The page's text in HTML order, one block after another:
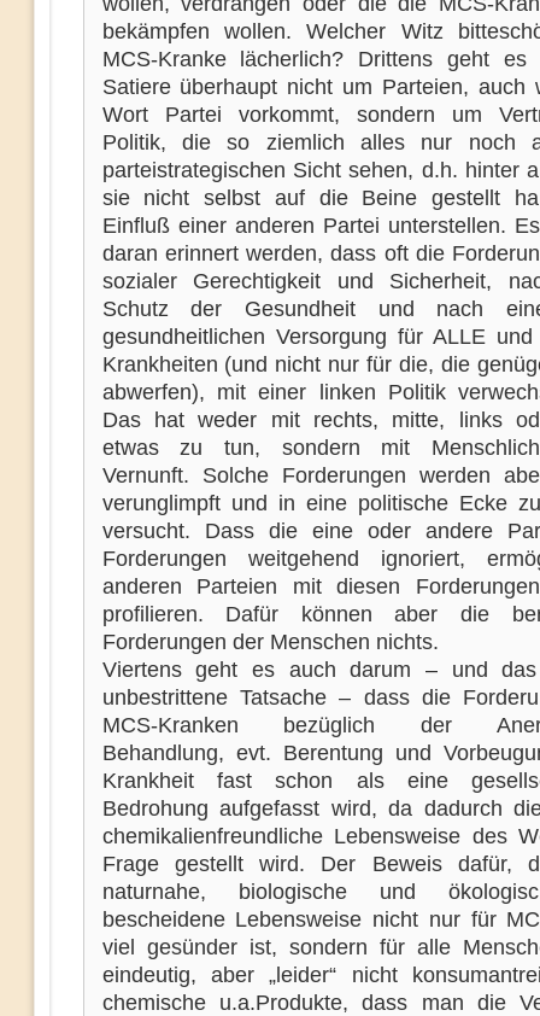
bekämpfen wollen. Welcher Witz
MCS-Kranke lächerlich? Drittens geht
Satiere überhaupt nicht um Parteien, auch
Wort Partei vorkommt, sondern um
Politik, die so ziemlich alles nur noch
parteistrategischen Sicht sehen, d.h. hinter
sie nicht selbst auf die Beine gestellt
Einfluß einer anderen Partei unterstellen.
daran erinnert werden, dass oft die
sozialer Gerechtigkeit und Sicherheit,
Schutz der Gesundheit und nach
gesundheitlichen Versorgung für ALLE
Krankheiten (und nicht nur für die, die
abwerfen), mit einer linken Politik
Das hat weder mit rechts, mitte, links
etwas zu tun, sondern mit
Vernunft. Solche Forderungen werden
verunglimpft und in eine politische Ecke
versucht. Dass die eine oder andere
Forderungen weitgehend ignoriert,
anderen Parteien mit diesen
profilieren. Dafür können aber die
Forderungen der Menschen nichts.
Viertens geht es auch darum – und
unbestrittene Tatsache – dass die
MCS-Kranken bezüglich der
Behandlung, evt. Berentung und
Krankheit fast schon als eine
Bedrohung aufgefasst wird, da dadurch
chemikalienfreundliche Lebensweise des
Frage gestellt wird. Der Beweis dafür,
naturnahe, biologische und
bescheidene Lebensweise nicht nur für
viel gesünder ist, sondern für alle
eindeutig, aber „leider“ nicht
chemische u.a.Produkte, dass man die